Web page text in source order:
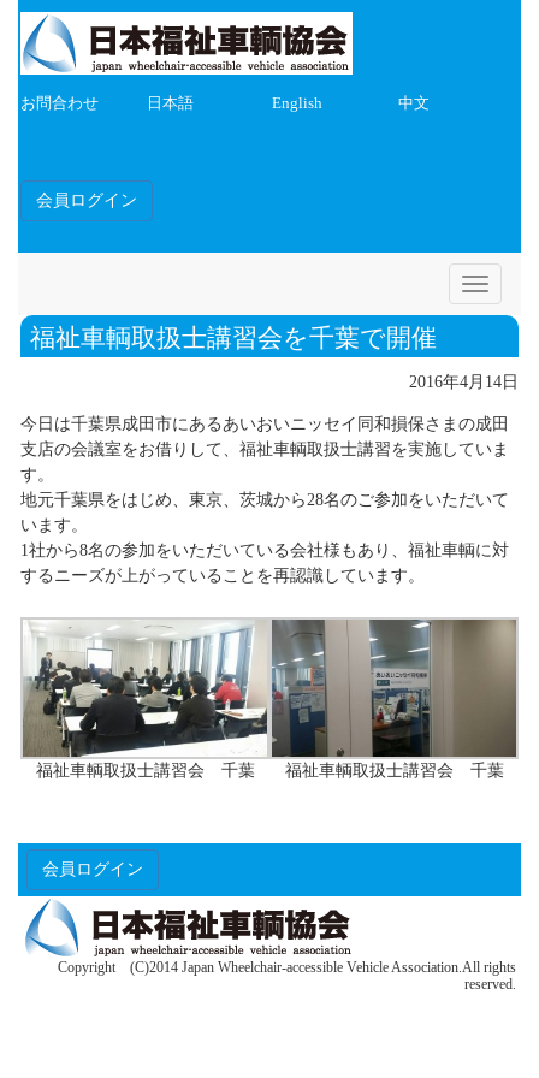
お問合わせ 日本語 English 中文
会員ログイン
Toggle
福祉車輌取扱士講習会を千葉で開催
2016年4月14日
今日は千葉県成田市にあるあいおいニッセイ同和損保さまの成田
支店の会議室をお借りして、福祉車輌取扱士講習を実施していま
す。
地元千葉県をはじめ、東京、茨城から28名のご参加をいただいて
います。
1社から8名の参加をいただいている会社様もあり、福祉車輌に対
するニーズが上がっていることを再認識しています。
福祉車輌取扱士講習会 千葉 福祉車輌取扱士講習会 千葉
会員ログイン
Copyright (C)2014 Japan Wheelchair-accessible Vehicle Association.All rights
reserved.